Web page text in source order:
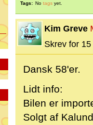
Tags: No tags yet.
Kim Greve
Skrev for
Dansk 58'er.
Lidt info:
Bilen er
Solgt af